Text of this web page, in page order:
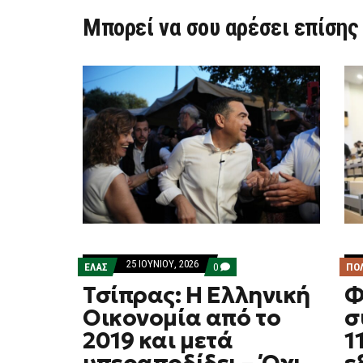
Μπορεί να σου αρέσει
ΕΛΑΣ 25 ΙΟΥΝΊΟΥ, 2026 0 COMMENTS
ON
ΤΣΊΠΡΑΣ:
Η
ΕΛΛΗΝΙΚΉ
ΟΙΚΟΝΟΜΊΑ
ΑΠΌ
ΤΟ
Τσίπρας: Η Ελληνική
Οικονομία από το
2019 και μετά